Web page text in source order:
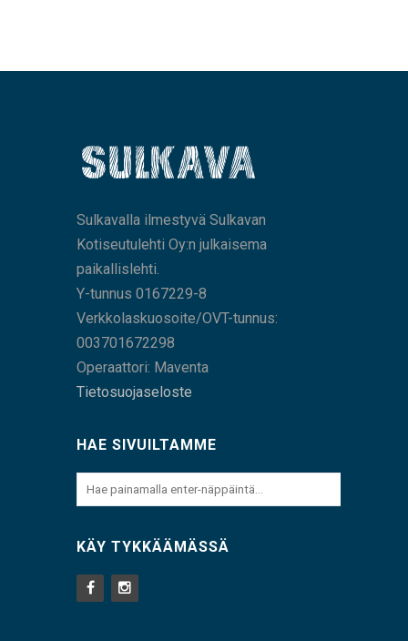
Sulkavalla ilmestyvä Sulkavan
Kotiseutulehti Oy:n julkaisema
paikallislehti.
Y-tunnus 0167229-8
Verkkolaskuosoite/OVT-tunnus:
003701672298
Operaattori: Maventa
Tietosuojaseloste
HAE SIVUILTAMME
KÄY TYKKÄÄMÄSSÄ